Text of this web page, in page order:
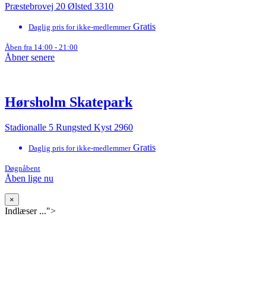
Præstebrovej 20 Ølsted 3310
Daglig pris for ikke-medlemmer Gratis
Åben fra 14:00 - 21:00
Åbner senere
Hørsholm Skatepark
Stadionalle 5 Rungsted Kyst 2960
Daglig pris for ikke-medlemmer Gratis
Døgnåbent
Åben lige nu
×
Indlæser ...">